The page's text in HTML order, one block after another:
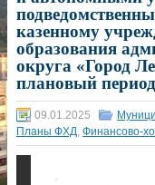
казенному
образования
округа «Город
плановый
09.01.2025
Планы ФХД, Финансово-